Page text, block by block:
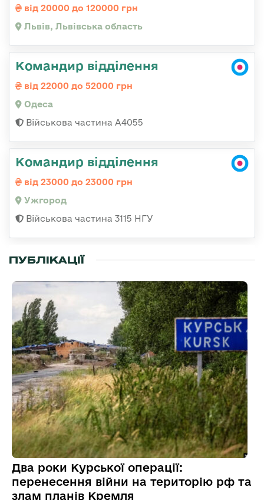
від 20000 до 120000 грн
Львів, Львівська область
Командир відділення
від 22000 до 52000 грн
Одеса
Військова частина А4055
Командир відділення
від 23000 до 23000 грн
Ужгород
Військова частина 3115 НГУ
ПУБЛІКАЦІЇ
Два роки Курської операції:
перенесення війни на територію рф та
злам планів Кремля